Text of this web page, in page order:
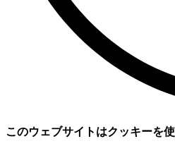
このウェブサイトはクッキーを使